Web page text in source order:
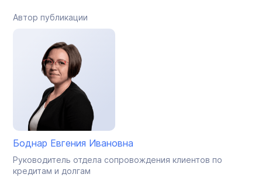
Автор публикации
Боднар Евгения Ивановна
Руководитель отдела сопровождения клиентов по
кредитам и долгам